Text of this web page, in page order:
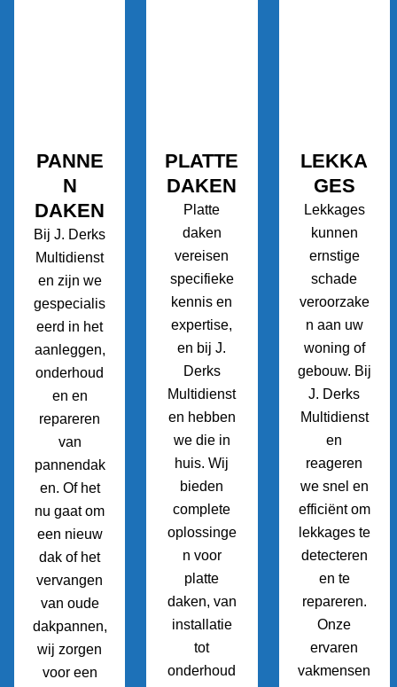
PANNE
N
DAKEN
Bij J. Derks
Multidienst
en zijn we
gespecialis
eerd in het
aanleggen,
onderhoud
en en
repareren
van
pannendak
en. Of het
nu gaat om
een nieuw
dak of het
vervangen
van oude
dakpannen,
wij zorgen
voor een
PLATTE
DAKEN
Platte
daken
vereisen
specifieke
kennis en
expertise,
en bij J.
Derks
Multidienst
en hebben
we die in
huis. Wij
bieden
complete
oplossinge
n voor
platte
daken, van
installatie
tot
onderhoud
LEKKA
GES
Lekkages
kunnen
ernstige
schade
veroorzake
n aan uw
woning of
gebouw. Bij
J. Derks
Multidienst
en
reageren
we snel en
efficiënt om
lekkages te
detecteren
en te
repareren.
Onze
ervaren
vakmensen